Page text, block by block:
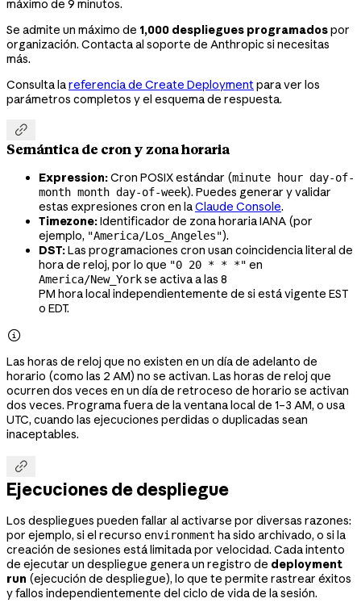
máximo de 9 minutos.
Se admite un máximo de 1,000 despliegues programadospor
organización. Contacta al soporte de Anthropic si necesitas
más.
Consulta lareferencia de Create Deploymentpara ver los
parámetros completos y el esquema de respuesta.

Semántica de cron y zona horaria
Expression:Cron POSIX estándar (minute hour day-of-
month month day-of-week). Puedes generar y validar
estas expresiones cron en laClaude Console.
Timezone:Identificador de zona horaria IANA (por
ejemplo, "America/Los_Angeles").
DST:Las programaciones cron usan coincidencia literal de
hora de reloj, por lo que "0 20 * * *" en
America/New_Yorkse activa a las 8
PM hora local independientemente de si está vigente EST
o EDT.

Las horas de reloj que no existen en un día de adelanto de
horario (como las 2 AM) no se activan. Las horas de reloj que
ocurren dos veces en un día de retroceso de horario se activan
dos veces. Programa fuera de la ventana local de 1–3 AM, o usa
UTC, cuando las ejecuciones perdidas o duplicadas sean
inaceptables.

Ejecuciones de despliegue
Los despliegues pueden fallar al activarse por diversas razones:
por ejemplo, si el recurso environment ha sido archivado, o si la
creación de sesiones está limitada por velocidad. Cada intento
de ejecutar un despliegue genera un registro de deployment
run (ejecución de despliegue), lo que te permite rastrear éxitos
y fallos independientemente del ciclo de vida de la sesión.